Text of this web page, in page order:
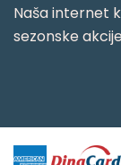
Naša internet
sezonske